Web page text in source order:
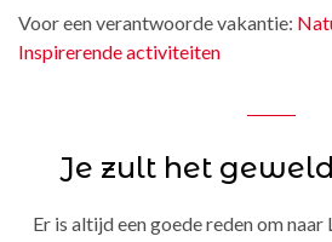
Voor een verantwoorde vakantie:
Inspirerende activiteiten
Je zult het
Er is altijd een goede reden om